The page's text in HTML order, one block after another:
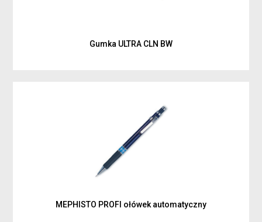
Gumka ULTRA CLN BW
MEPHISTO PROFI ołówek automatyczny